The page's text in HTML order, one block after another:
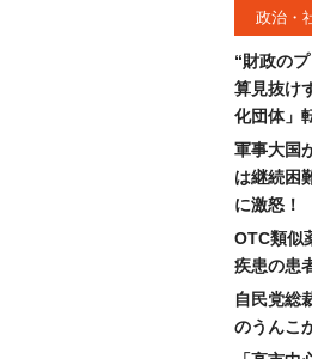
政治・
“財政の
算見抜け
化団体」
軍事大国
は継続困
に激怒！
OTC類似
疾患の患
自民党総
のうんこ